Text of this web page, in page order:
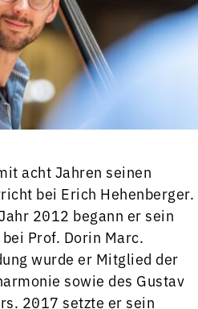
acht Jahren seinen
bei Erich Hehenberger.
2012 begann er sein
Prof. Dorin Marc.
wurde er Mitglied der
sowie des Gustav
2017 setzte er sein